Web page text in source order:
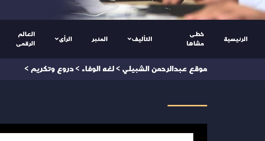
الرئيسية
خطى
مشاها
التأليف المنبر الرأى
العالم
الرقمى
موقع عبدالرحمن الشبيلي > لغه الوفاء > دروع وتكريم >